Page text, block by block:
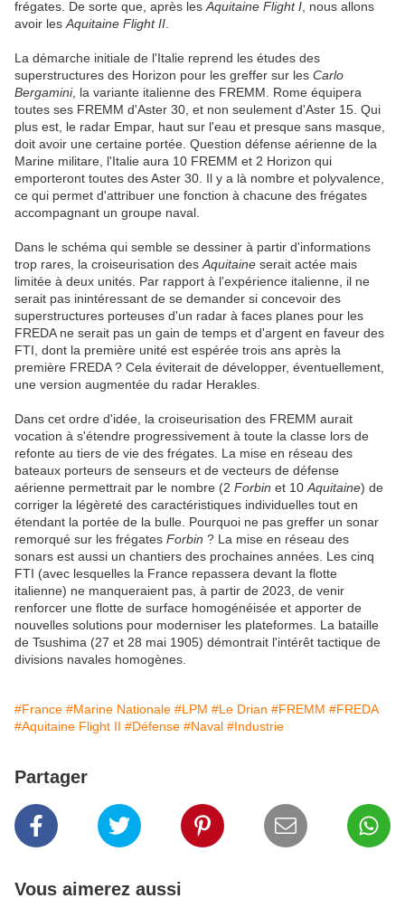
frégates. De sorte que, après les Aquitaine Flight I , nous allons
avoir les Aquitaine Flight II
La démarche initiale de l'Italie reprend les études des
superstructures des Horizon pour les greffer sur les Carlo
Bergamini, la variante italienne des FREMM. Rome équipera
toutes ses FREMM d'Aster 30, et non seulement d'Aster 15. Qui
plus est, le radar Empar, haut sur l'eau et presque sans masque,
doit avoir une certaine portée. Question défense aérienne de la
Marine militare, l'Italie aura 10 FREMM et 2 Horizon qui
emporteront toutes des Aster 30. Il y a là nombre et polyvalence,
ce qui permet d'attribuer une fonction à chacune des frégates
accompagnant un groupe naval.
Dans le schéma qui semble se dessiner à partir d'informations
trop rares, la croiseurisation des Aquitaine serait actée mais
limitée à deux unités. Par rapport à l'expérience italienne, il ne
serait pas inintéressant de se demander si concevoir des
superstructures porteuses d'un radar à faces planes pour les
FREDA ne serait pas un gain de temps et d'argent en faveur des
FTI, dont la première unité est espérée trois ans après la
première FREDA ? Cela éviterait de développer, éventuellement,
une version augmentée du radar Herakles.
Dans cet ordre d'idée, la croiseurisation des FREMM aurait
vocation à s'étendre progressivement à toute la classe lors de
refonte au tiers de vie des frégates. La mise en réseau des
bateaux porteurs de senseurs et de vecteurs de défense
aérienne permettrait par le nombre (2 Forbin et 10 Aquitaine) de
corriger la légèreté des caractéristiques individuelles tout en
étendant la portée de la bulle. Pourquoi ne pas greffer un sonar
remorqué sur les frégates Forbin ? La mise en réseau des
sonars est aussi un chantiers des prochaines années. Les cinq
FTI (avec lesquelles la France repassera devant la flotte
italienne) ne manqueraient pas, à partir de 2023, de venir
renforcer une flotte de surface homogénéisée et apporter de
nouvelles solutions pour moderniser les plateformes. La bataille
de Tsushima (27 et 28 mai 1905) démontrait l'intérêt tactique de
divisions navales homogènes.
#France #Marine Nationale #LPM #Le Drian #FREMM #FREDA
#Aquitaine Flight II #Défense #Naval #Industrie
Partager
Vous aimerez aussi